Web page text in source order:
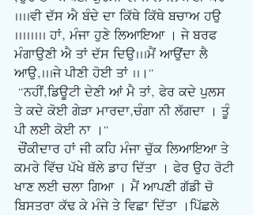
....ਵੀ ਦੱਸ ਐ ਬੰਦੇ ਦਾ ਕਿੱਥੇ ਕਿੱਥੇ ਬਚਾਅ ਹਉ
........ ਹਾਂ, ਮੰਜਾ ਹੁਣੇ ਲਿਆਇਆ । ਜੇ ਬਰਫ
ਮੰਗਾਉਣੀ ਐ ਤਾਂ ਦੱਸ ਦਿਉ...ਮੈਂ ਆਉਂਦਾ ਲੈ
ਆਉ,...ਜੇ ਪੀਣੀ ਹੋਈ ਤਾਂ ..।"
ਤੇ ਕਦੇ ਕੋਈ ਗੇੜਾ ਮਾਰਦਾ,ਚੰਗਾ ਨੀ ਲੱਗਦਾ । ਤੂੰ
ਪੀ ਲਈ ਕੋਈ ਨਾ ।"
ਚੌਂਕੀਦਾਰ ਹਾਂ ਜੀ ਕਹਿ ਮੰਜਾ ਚੁੱਕ ਲਿਆਇਆ ਤੇ
ਕਮਰੇ ਵਿੱਚ ਪੱਖੇ ਥੱਲੇ ਡਾਹ ਦਿੱਤਾ । ਫੇਰ ਉਹ ਰੋਟੀ
ਖਾਣ ਲਈ ਚਲਾ ਗਿਆ । ਮੈਂ ਆਪਣੀ ਗੱਡੀ ਚੋ
ਬਿਸਤਰਾ ਕੱਢ ਕੇ ਮੰਜੇ ਤੇ ਵਿਛਾ ਦਿੱਤਾ ।ਪਿੱਛਲੇ